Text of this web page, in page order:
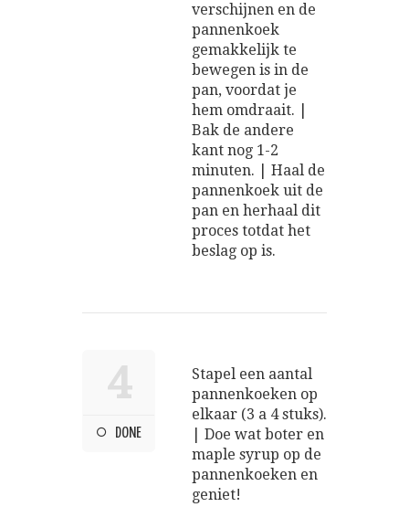
verschijnen en de
pannenkoek
gemakkelijk te
bewegen is in de
pan, voordat je
hem omdraait. |
Bak de andere
kant nog 1-2
minuten. | Haal de
pannenkoek uit de
pan en herhaal dit
proces totdat het
beslag op is.
4
DONE
Stapel een aantal
pannenkoeken op
elkaar (3 a 4 stuks).
| Doe wat boter en
maple syrup op de
pannenkoeken en
geniet!